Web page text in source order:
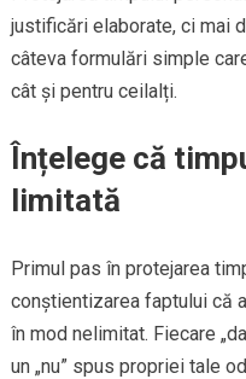
justificări elaborate, ci mai
câteva formulări simple
cât și pentru ceilalți.
Înțelege că
limitată
Primul pas în protejarea
conștientizarea faptului că
în mod nelimitat. Fiecare
un „nu” spus propriei tale